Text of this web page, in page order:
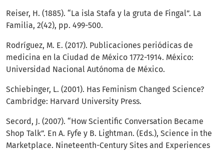
Reiser, H. (1885). “La isla Stafa y la gruta de Fingal”. La
Familia, 2(42), pp. 499-500.
Rodríguez, M. E. (2017). Publicaciones periódicas de
medicina en la Ciudad de México 1772-1914. México:
Universidad Nacional Autónoma de México.
Schiebinger, L. (2001). Has Feminism Changed Science?
Cambridge: Harvard University Press.
Secord, J. (2007). “How Scientific Conversation Became
Shop Talk”. En A. Fyfe y B. Lightman. (Eds.), Science in the
Marketplace. Nineteenth-Century Sites and Experiences